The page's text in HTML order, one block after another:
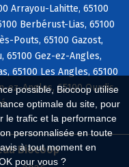
possible, Biocoop utilise
optimale du site, pour
le trafic et la performance
personnalisée en toute
à tout moment en
pour vous ?
Arrayou-Lahitte, 65100
Berbérust-Lias, 65100
Pouts, 65100 Gazost,
65100 Gez-ez-Angles,
65100 Les Angles, 65100
ez-Angles, 65100 Ourdis-
Biocoop